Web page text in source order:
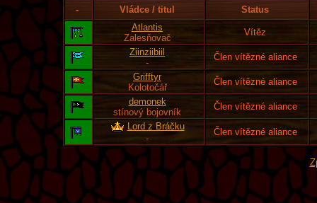
- Vládce / titul
Status
Atlantis
Zalesňovač
Vítěz
Ziinziibiil
-
Člen vítězné aliance
Grifftyr
Kolotočář
Člen vítězné aliance
demonek
stínový bojovník
Člen vítězné aliance
Lord z Bráčku
-
Člen vítězné aliance